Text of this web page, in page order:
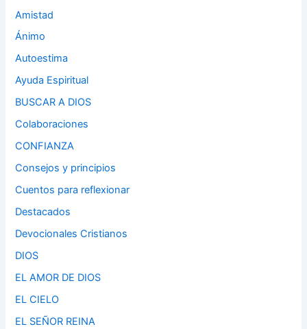
Amistad
Ánimo
Autoestima
Ayuda Espiritual
BUSCAR A DIOS
Colaboraciones
CONFIANZA
Consejos y principios
Cuentos para reflexionar
Destacados
Devocionales Cristianos
DIOS
EL AMOR DE DIOS
EL CIELO
EL SEÑOR REINA